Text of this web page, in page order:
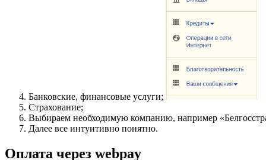
Банковские, финансовые услуги;
Страхование;
Выбираем необходимую компанию, например
Далее все интуитивно понятно.
Оплата через webpay